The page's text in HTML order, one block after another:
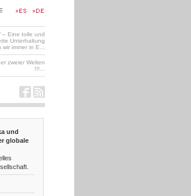
– Eine tolle und
Unterhaltung
wir immer in E...
zweier Welten
!!!...
und
globale